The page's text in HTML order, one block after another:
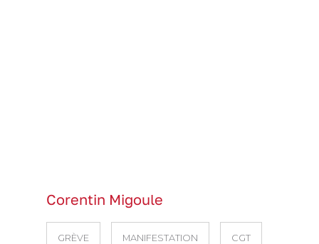
Corentin Migoule
GRÈVE MANIFESTATION CGT